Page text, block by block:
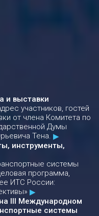
и выставки
участников, гостей
от члена Комитета по
Думы
Тена.
инструменты,
системы
программа,
ИТС России:
III Международном
системы